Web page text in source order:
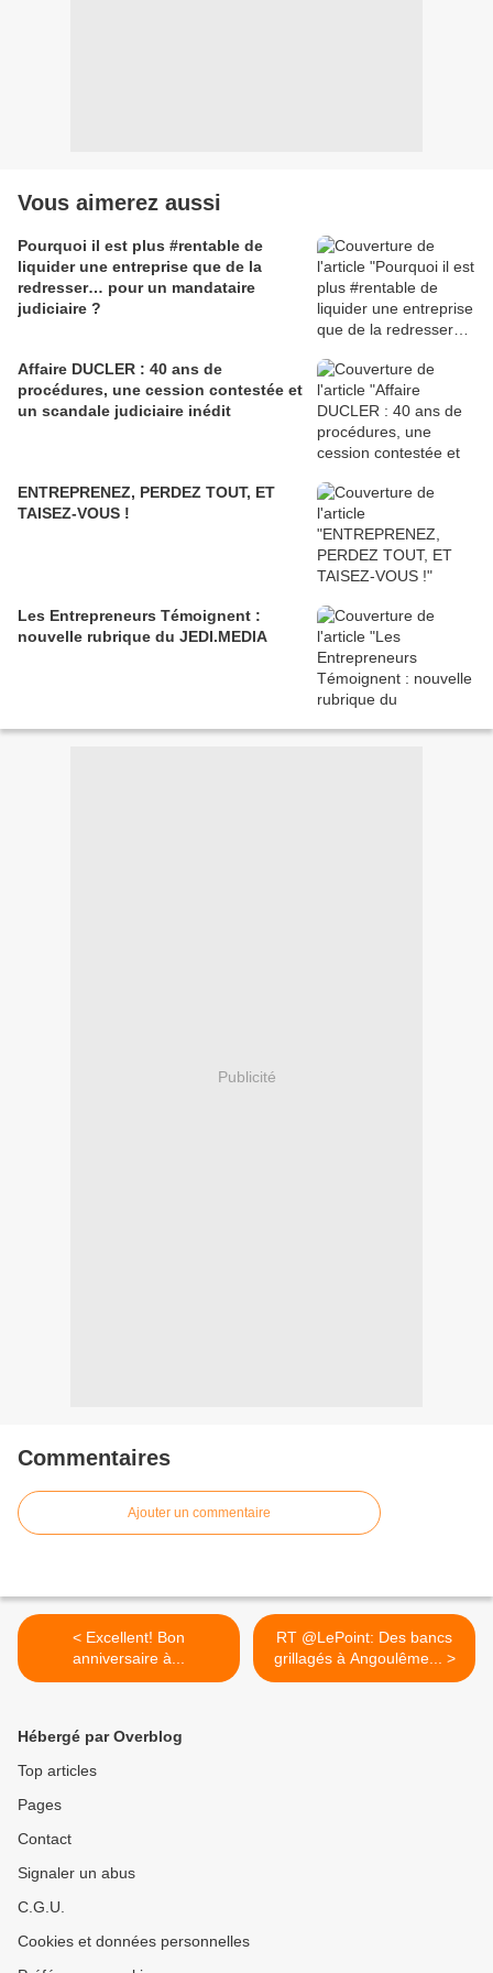
Vous aimerez aussi
Pourquoi il est plus #rentable de
liquider une entreprise que de la
redresser… pour un mandataire
judiciaire ?
Affaire DUCLER : 40 ans de
procédures, une cession contestée et
un scandale judiciaire inédit
ENTREPRENEZ, PERDEZ TOUT, ET
TAISEZ-VOUS !
Les Entrepreneurs Témoignent :
nouvelle rubrique du JEDI.MEDIA
Publicité
Commentaires
Ajouter un commentaire
< Excellent! Bon
anniversaire à...
RT @LePoint: Des bancs
grillagés à Angoulême... >
Hébergé par Overblog
Top articles
Pages
Contact
Signaler un abus
C.G.U.
Cookies et données personnelles